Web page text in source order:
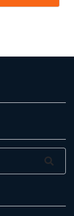
Pesquisar